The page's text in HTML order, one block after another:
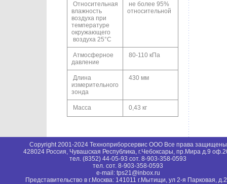
Относительная
влажность
воздуха при
температуре
окружающего
воздуха 25°С
не более 95%
относительной
Атмосферное
давление
80-110 кПа
Длина
измерительного
зонда
430 мм
Масса 0,43 кг
Copyright 2001-2024 Техноприборсервис ООО Все права защищены
428024 Россия, Чувашская Республика, г.Чебоксары, пр.Мира д.9
тел. (8352) 44-05-93 сот. 8-903-358-0593
тел. сот. 8-903-358-0593
e-mail: tps21@inbox.ru
Представительство в г.Москва: 141011 г.Мытищи, ул 2-я Парковая,